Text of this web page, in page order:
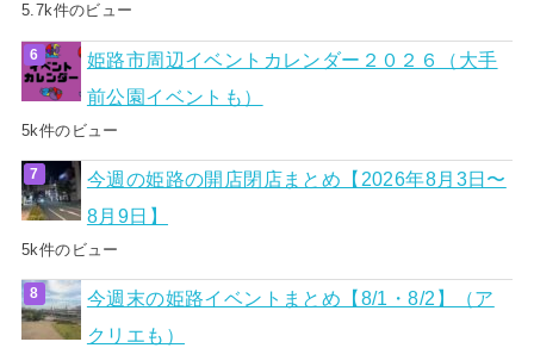
5.7k件のビュー
姫路市周辺イベントカレンダー２０２６（大手
前公園イベントも）
5k件のビュー
今週の姫路の開店閉店まとめ【2026年8月3日〜
8月9日】
5k件のビュー
今週末の姫路イベントまとめ【8/1・8/2】（ア
クリエも）